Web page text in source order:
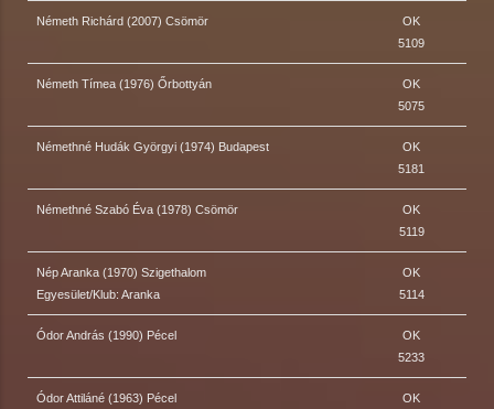
Németh Richárd (2007) Csömör
OK
5109
Németh Tímea (1976) Őrbottyán
OK
5075
Némethné Hudák Györgyi (1974) Budapest
OK
5181
Némethné Szabó Éva (1978) Csömör
OK
5119
Nép Aranka (1970) Szigethalom
Egyesület/Klub: Aranka
OK
5114
Ódor András (1990) Pécel
OK
5233
Ódor Attiláné (1963) Pécel
OK